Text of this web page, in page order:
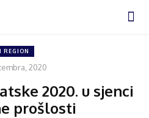
REGION
2020
2020. u sjenci
prošlosti